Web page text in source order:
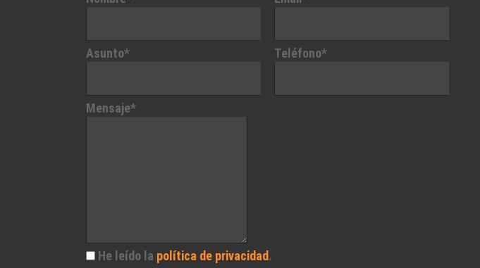
Asunto* Teléfono*
Mensaje*
He leído la política de privacidad.